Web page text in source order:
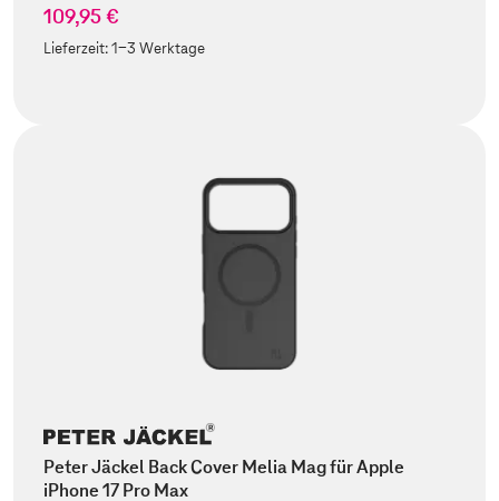
109,95 €
Lieferzeit:1-3 Werktage
Peter Jäckel Back Cover Melia Mag für Apple
iPhone 17 Pro Max